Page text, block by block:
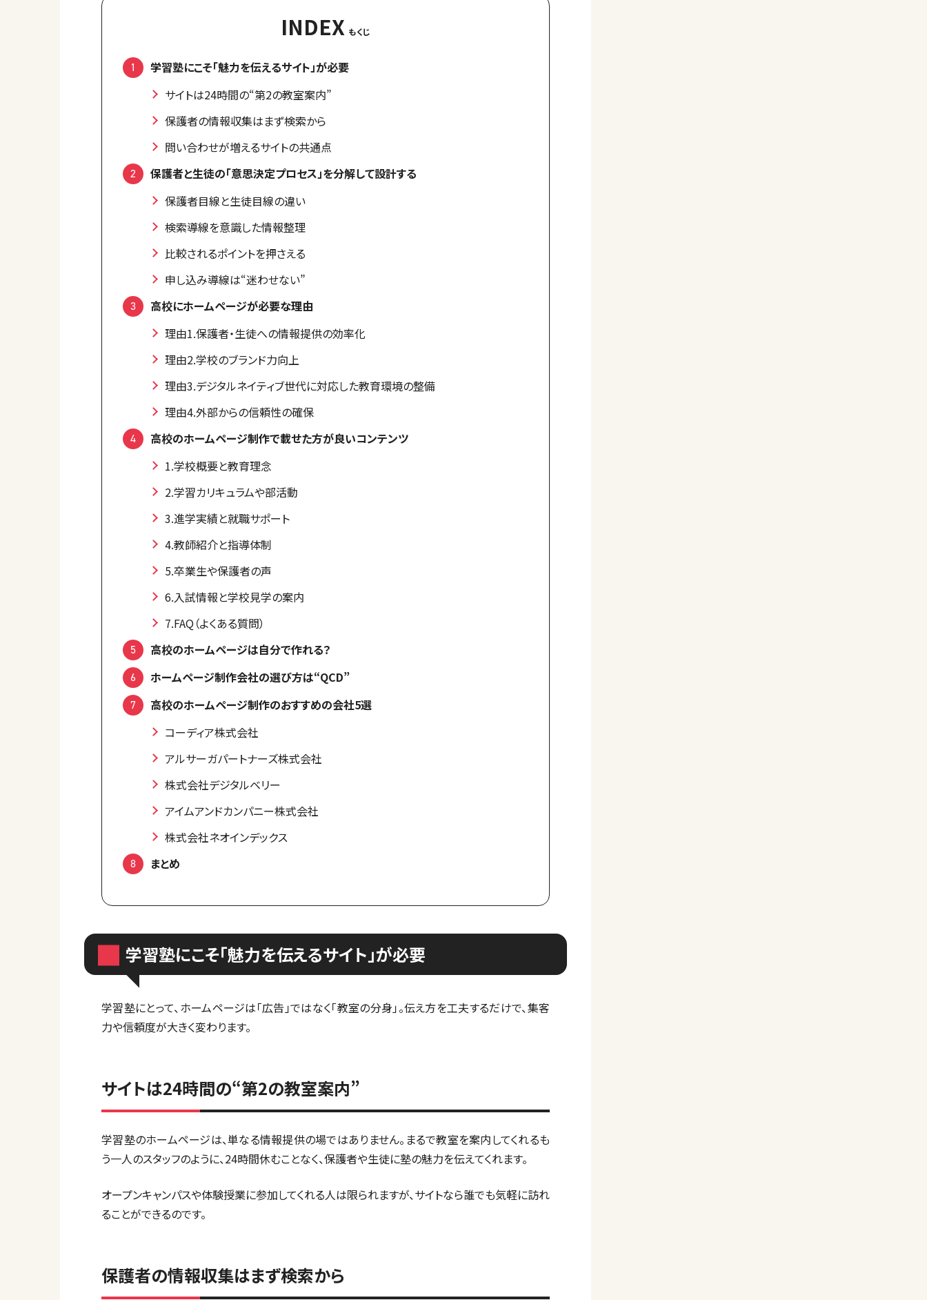
INDEX
学習塾にこそ「魅力を伝えるサイト」が必要
サイトは24時間の“第2の教室案内”
保護者の情報収集はまず検索から
問い合わせが増えるサイトの共通点
保護者と生徒の「意思決定プロセス」を分解して設計する
保護者目線と生徒目線の違い
検索導線を意識した情報整理
比較されるポイントを押さえる
申し込み導線は“迷わせない”
高校にホームページが必要な理由
理由1.保護者・生徒への情報提供の効率化
理由2.学校のブランド力向上
理由3.デジタルネイティブ世代に対応した教育環境の整備
理由4.外部からの信頼性の確保
高校のホームページ制作で載せた方が良いコンテンツ
1.学校概要と教育理念
2.学習カリキュラムや部活動
3.進学実績と就職サポート
4.教師紹介と指導体制
5.卒業生や保護者の声
6.入試情報と学校見学の案内
7.FAQ（よくある質問）
高校のホームページは自分で作れる？
ホームページ制作会社の選び方は“QCD”
高校のホームページ制作のおすすめの会社5選
コーディア株式会社
アルサーガパートナーズ株式会社
株式会社デジタルベリー
アイムアンドカンパニー株式会社
株式会社ネオインデックス
まとめ
学習塾にこそ「魅力を伝えるサイト」が必要
学習塾にとって、ホームページは「広告」ではなく「教室の分身」。伝え方を工夫するだけで、集客
力や信頼度が大きく変わります。
サイトは24時間の“第2の教室案内”
学習塾のホームページは、単なる情報提供の場ではありません。まるで教室を案内してくれるも
う一人のスタッフのように、24時間休むことなく、保護者や生徒に塾の魅力を伝えてくれます。
オープンキャンパスや体験授業に参加してくれる人は限られますが、サイトなら誰でも気軽に訪れ
ることができるのです。
保護者の情報収集はまず検索から